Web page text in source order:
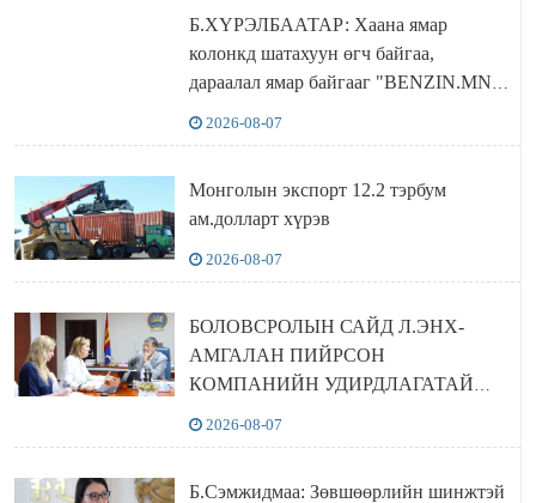
Б.ХҮРЭЛБААТАР: Хаана ямар
колонкд шатахуун өгч байгаа,
дараалал ямар байгааг "BENZIN.MN”
2026-08-07
Монголын экспорт 12.2 тэрбум
ам.долларт хүрэв
2026-08-07
БОЛОВСРОЛЫН САЙД Л.ЭНХ-
АМГАЛАН ПИЙРСОН
КОМПАНИЙН УДИРДЛАГАТАЙ
2026-08-07
Б.Сэмжидмаа: Зөвшөөрлийн шинжтэй